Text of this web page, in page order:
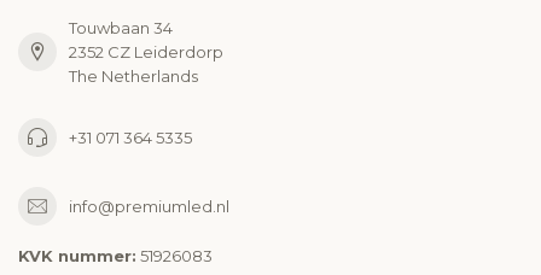
Touwbaan 34
2352 CZ Leiderdorp
The Netherlands
+31 071 364 5335
info@premiumled.nl
KVK nummer: 51926083